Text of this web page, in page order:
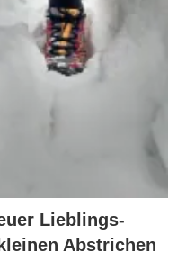
Lieblings-
Abstrichen